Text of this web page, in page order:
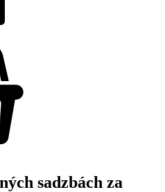
sadzbách za